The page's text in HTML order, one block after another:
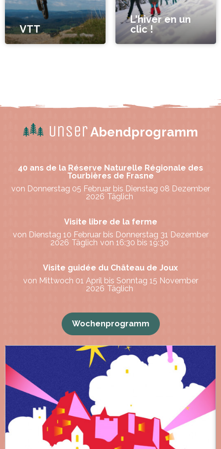
VTT
L'hiver en un
clic !
Unser Abendprogramm
40 ans de la Réserve Naturelle Régionale des
Tourbières de Frasne
von Donnerstag 05 Februar bis Dienstag 08 Dezember
2026 Täglich
Visite libre de la ferme
von Dienstag 10 Februar bis Donnerstag 31 Dezember
2026 Täglich von 16:30 bis 19:30
Visite guidée du Château de Joux
von Mittwoch 01 April bis Sonntag 15 November
2026 Täglich
Wochenprogramm